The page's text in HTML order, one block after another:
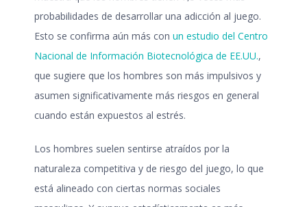
probabilidades de desarrollar una adicción al juego.
Esto se confirma aún más con un estudio del Centro
Nacional de Información Biotecnológica de EE.UU.,
que sugiere que los hombres son más impulsivos y
asumen significativamente más riesgos en general
cuando están expuestos al estrés.
Los hombres suelen sentirse atraídos por la
naturaleza competitiva y de riesgo del juego, lo que
está alineado con ciertas normas sociales